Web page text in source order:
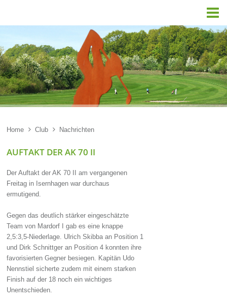

Home  Club  Nachrichten
AUFTAKT DER AK 70 II
Der Auftakt der AK 70 II am vergangenen
Freitag in Isernhagen war durchaus
ermutigend.
Gegen das deutlich stärker eingeschätzte
Team von Mardorf I gab es eine knappe
2,5:3,5-Niederlage. Ulrich Skibba an Position 1
und Dirk Schnittger an Position 4 konnten ihre
favorisierten Gegner besiegen. Kapitän Udo
Nennstiel sicherte zudem mit einem starken
Finish auf der 18 noch ein wichtiges
Unentschieden.